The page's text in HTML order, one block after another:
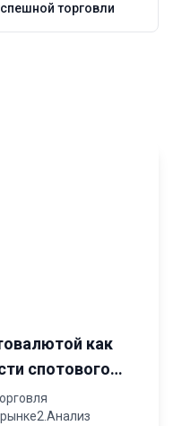
торговли
как
спотового